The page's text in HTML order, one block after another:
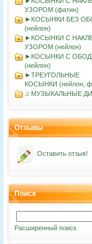
УЗОРОМ (фатин)
►KOСЫНКИ БЕЗ
(нейлон)
►КОСЫНКИ С
УЗОРОМ (нейлон)
►КОСЫНКИ С
(нейлон)
►ТРЕУГОЛЬНЫЕ
КОСЫНКИ (нейлон,
♫ МУЗЫКАЛЬНЫЕ
Отзывы
Оставить отзыв!
Поиск
Расширенный поиск